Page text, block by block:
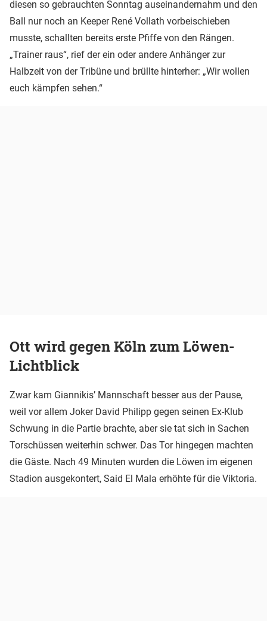
diesen so gebrauchten Sonntag auseinandernahm und den
Ball nur noch an Keeper René Vollath vorbeischieben
musste, schallten bereits erste Pfiffe von den Rängen.
„Trainer raus“, rief der ein oder andere Anhänger zur
Halbzeit von der Tribüne und brüllte hinterher: „Wir wollen
euch kämpfen sehen.“
Ott wird gegen Köln zum Löwen-
Lichtblick
Zwar kam Giannikis’ Mannschaft besser aus der Pause,
weil vor allem Joker David Philipp gegen seinen Ex-Klub
Schwung in die Partie brachte, aber sie tat sich in Sachen
Torschüssen weiterhin schwer. Das Tor hingegen machten
die Gäste. Nach 49 Minuten wurden die Löwen im eigenen
Stadion ausgekontert, Said El Mala erhöhte für die Viktoria.